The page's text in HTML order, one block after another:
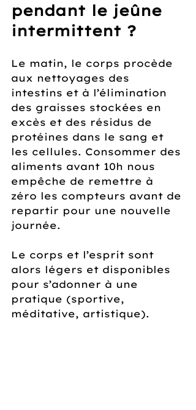
pendant le jeûne
intermittent ?
Le matin, le corps procède
aux nettoyages des
intestins et à l’élimination
des graisses stockées en
excès et des résidus de
protéines dans le sang et
les cellules. Consommer des
aliments avant 10h nous
empêche de remettre à
zéro les compteurs avant de
repartir pour une nouvelle
journée.
Le corps et l’esprit sont
alors légers et disponibles
pour s’adonner à une
pratique (sportive,
méditative, artistique).